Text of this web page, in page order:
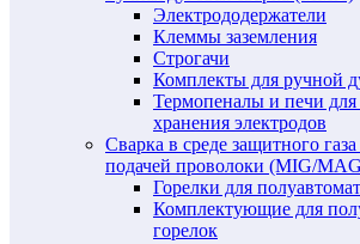
Электрододержатели
Клеммы заземления
Строгачи
Комплекты для ручной
Термопеналы и печи
хранения электродов
Сварка в среде защитного
подачей проволоки (MIG/
Горелки для
Комплектующие для
горелок